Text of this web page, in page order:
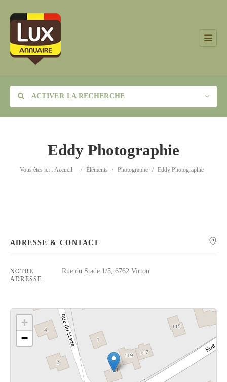
ACTIVER LA RECHERCHE
Catégorie
Eddy Photographie
Vous êtes ici : Accueil / Éléments / Photographe / Eddy Photographie
ADRESSE & CONTACT
NOTRE
ADRESSE
Rue du Stade 1/5, 6762 Virton
Cliquez sur le bouton pour afficher la carte.
Voir la carte
+
−